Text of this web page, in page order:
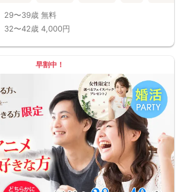
29〜39歳 無料
32〜42歳 4,000円
早割中！